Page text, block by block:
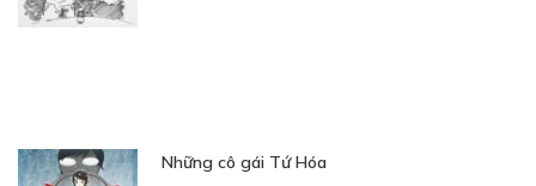
Những cô gái Tứ Hóa